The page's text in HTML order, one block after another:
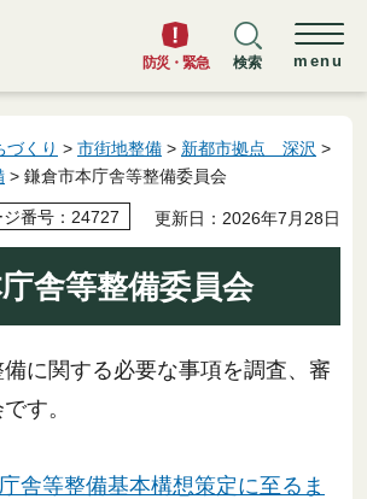
防災・緊急 検索 menu
づくり > 市街地整備 > 新都市拠点 深沢 >
> 鎌倉市本庁舎等整備委員会
ジ番号：24727 更新日：2026年7月28日
舎等整備委員会
に関する必要な事項を調査、審
す。
舎等整備基本構想策定に至るま